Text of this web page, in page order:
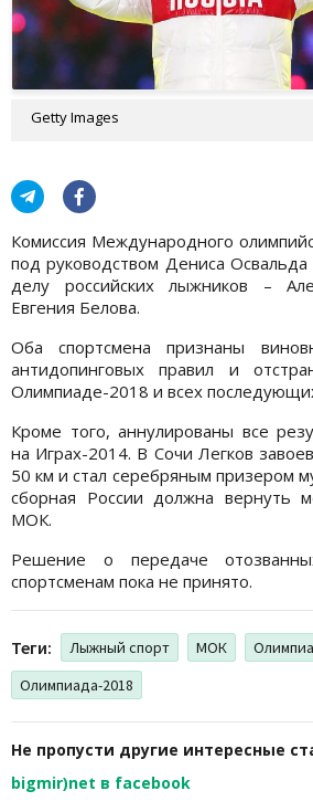
Getty Images
Комиссия Международного
под руководством Дениса
делу российских лыжников –
Евгения Белова.
Оба спортсмена признаны
антидопинговых правил и
Олимпиаде-2018 и всех
Кроме того, аннулированы все
на Играх-2014. В Сочи Легков
50 км и стал серебряным призером
сборная России должна вернуть
МОК.
Решение о передаче
спортсменам пока не принято.
Теги: Лыжный спорт МОК
Олимпиада-2018
Не пропусти другие интересные
bigmir)net в facebook